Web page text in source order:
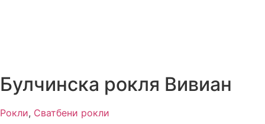
Булчинска рокля Вивиан
Рокли, Сватбени рокли